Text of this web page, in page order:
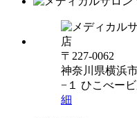
〒227-0062
神奈川県横浜
−１ ひこべー
細